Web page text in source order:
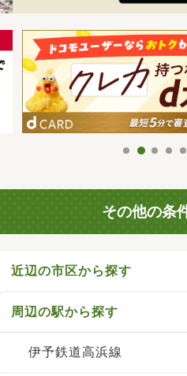
その他の条
近辺の市区から探す
周辺の駅から探す
伊予鉄道高浜線